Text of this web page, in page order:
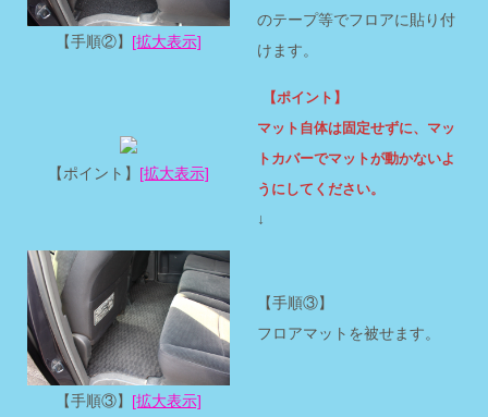
【手順②】 [拡大表示]
のテープ等でフロアに貼り付
けます。
【ポイント】 [拡大表示]
【ポイント】
マット自体は固定せずに、マッ
トカバーでマットが動かないよ
うにしてください。
↓
【手順③】 [拡大表示]
【手順③】
フロアマットを被せます。